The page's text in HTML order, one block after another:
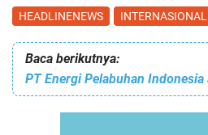
HEADLINENEWS INTERNASIONAL
Baca berikutnya: